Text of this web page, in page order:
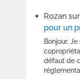
Rozansur
pour un
Bonjour,
défaut de